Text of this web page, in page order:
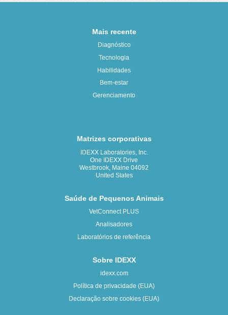
Mais recente
Diagnóstico
Tecnologia
Habilidades
Bem-estar
Gerenciamento
Matrizes corporativas
IDEXX Laboratories, Inc.
One IDEXX Drive
Westbrook, Maine 04092
United States
Saúde de Pequenos Animais
VetConnect PLUS
Analisadores
Laboratórios de referência
Sobre IDEXX
idexx.com
Política de privacidade (EUA)
Declaração sobre cookies (EUA)